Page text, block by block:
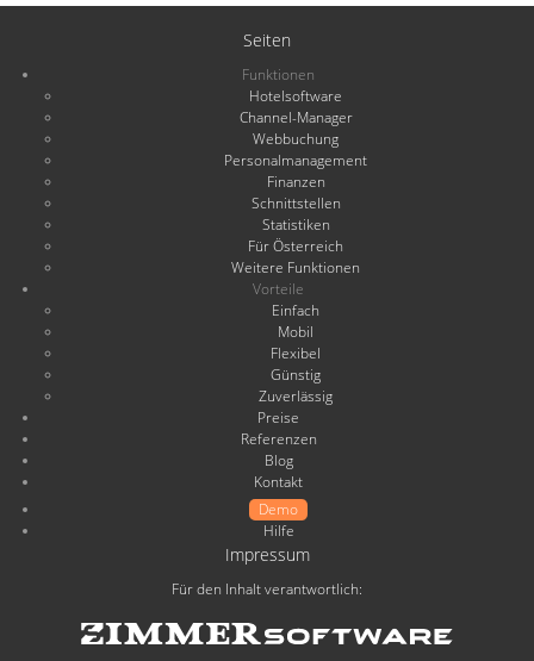
Seiten
Funktionen
Hotelsoftware
Channel-Manager
Webbuchung
Personalmanagement
Finanzen
Schnittstellen
Statistiken
Für Österreich
Weitere Funktionen
Vorteile
Einfach
Mobil
Flexibel
Günstig
Zuverlässig
Preise
Referenzen
Blog
Kontakt
Demo
Hilfe
Impressum
Für den Inhalt verantwortlich: